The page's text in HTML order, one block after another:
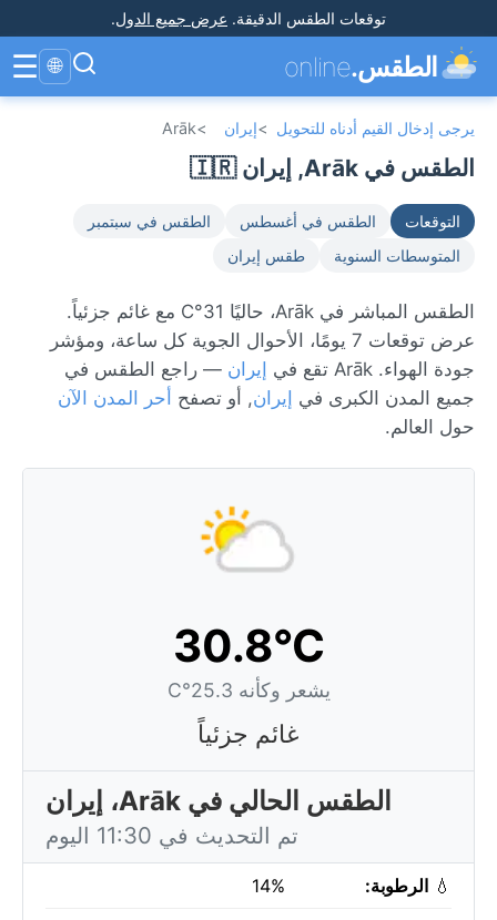
توقعات الطقس الدقيقة. عرض جميع الدول.
الطقس.online
🌐
☰
يرجى إدخال القيم أدناه للتحويل >إيران >
Arāk
الطقس في Arāk, إيران 🇮🇷
التوقعات الطقس في أغسطس
الطقس في سبتمبر
المتوسطات السنوية
طقس إيران
الطقس المباشر في Arāk، حاليًا 31°C مع غائم جزئياً.
عرض توقعات 7 يومًا، الأحوال الجوية كل ساعة، ومؤشر
جودة الهواء. Arāk تقع في
إيران — راجع الطقس في
جميع المدن الكبرى في إيران, أو تصفح أحر المدن الآن
حول العالم.
30.8°C
يشعر وكأنه 25.3°C
غائم جزئياً
الطقس الحالي في Arāk، إيران
تم التحديث في 11:30 اليوم
💧 الرطوبة: 14%